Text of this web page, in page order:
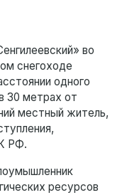
во
снегоходе
одного
30 метрах от
местный житель,
РФ.
ресурсов